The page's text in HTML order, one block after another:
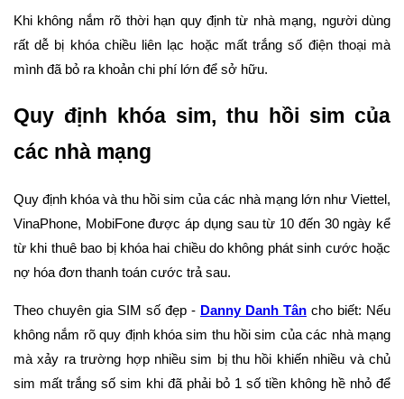
Khi không nắm rõ thời hạn quy định từ nhà mạng, người dùng
rất dễ bị khóa chiều liên lạc hoặc mất trắng số điện thoại mà
mình đã bỏ ra khoản chi phí lớn để sở hữu.
Quy định khóa sim, thu hồi sim của
các nhà mạng
Quy định khóa và thu hồi sim của các nhà mạng lớn như Viettel,
VinaPhone, MobiFone được áp dụng sau từ 10 đến 30 ngày kể
từ khi thuê bao bị khóa hai chiều do không phát sinh cước hoặc
nợ hóa đơn thanh toán cước trả sau.
Theo chuyên gia SIM số đẹp - Danny Danh Tân cho biết: Nếu
không nắm rõ quy định khóa sim thu hồi sim của các nhà mạng
mà xảy ra trường hợp nhiều sim bị thu hồi khiến nhiều và chủ
sim mất trắng số sim khi đã phải bỏ 1 số tiền không hề nhỏ để